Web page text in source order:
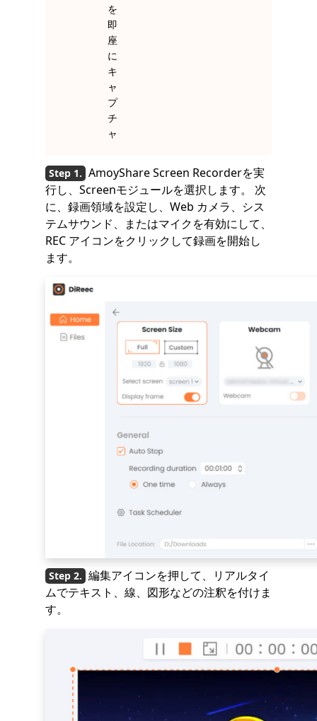
を
即
座
に
キ
ャ
プ
チ
ャ
AmoyShare Screen Recorderを実
行し、Screenモジュールを選択します。 次
に、録画領域を設定し、Web カメラ、シス
テムサウンド、またはマイクを有効にして、
REC アイコンをクリックして録画を開始し
ます。
編集アイコンを押して、リアルタイ
ムでテキスト、線、図形などの注釈を付けま
す。